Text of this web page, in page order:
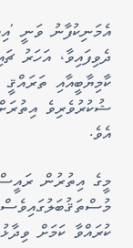
އެމަނިކުފާނު ވަނީ
ދެވިފައިވާ، އަހަރު
ކާމިޔާބީއާއި
ޝުކުރުވެރިވެ
އެވެ.
މީގެ އިތުރުން
ކުރައްވާ ކަމަށް